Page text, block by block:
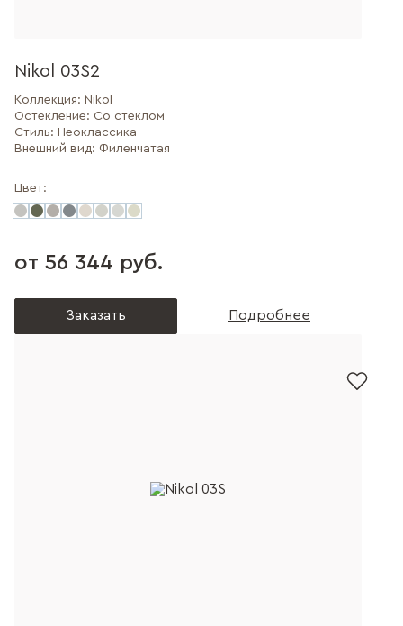
Nikol 03S2
Коллекция: Nikol
Остекление: Со стеклом
Стиль: Неоклассика
Внешний вид: Филенчатая
Цвет:
от 56 344 руб.
Заказать Подробнее